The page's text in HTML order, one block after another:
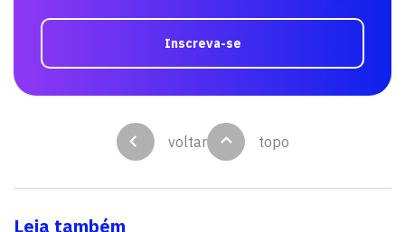
Inscreva-se
voltar topo
Leia também